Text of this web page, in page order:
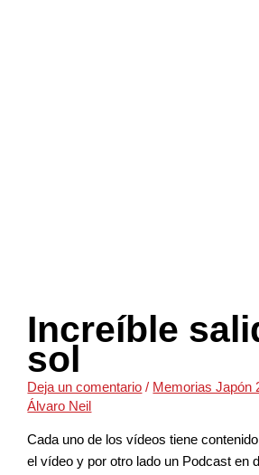
Increíble
sol
Deja un comentario / Memorias Japón
Álvaro Neil
Cada uno de los vídeos tiene
el vídeo y por otro lado un Podcast en